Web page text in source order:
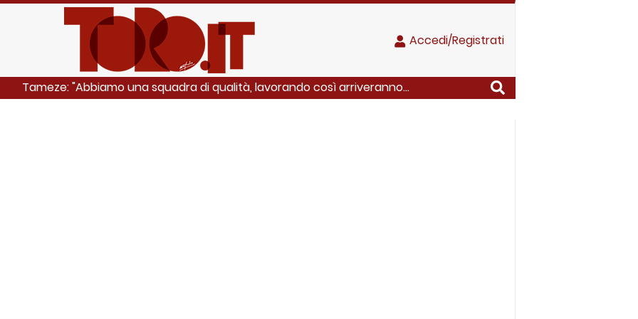
Accedi/Registrati
Tameze: "Abbiamo una squadra di qualità, lavorando così arriveranno...